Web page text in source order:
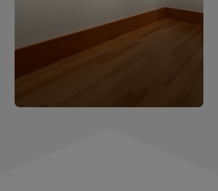
by każdy mógł powrócić do wyjątkowych
momentów. Zapraszamy do obejrzenia,
wspominania i inspirowania się!